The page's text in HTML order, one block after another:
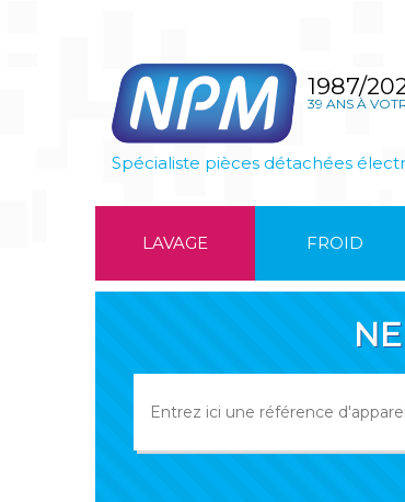
1987/
39 ANS À
Spécialiste pièces détachées
LAVAGE FROID